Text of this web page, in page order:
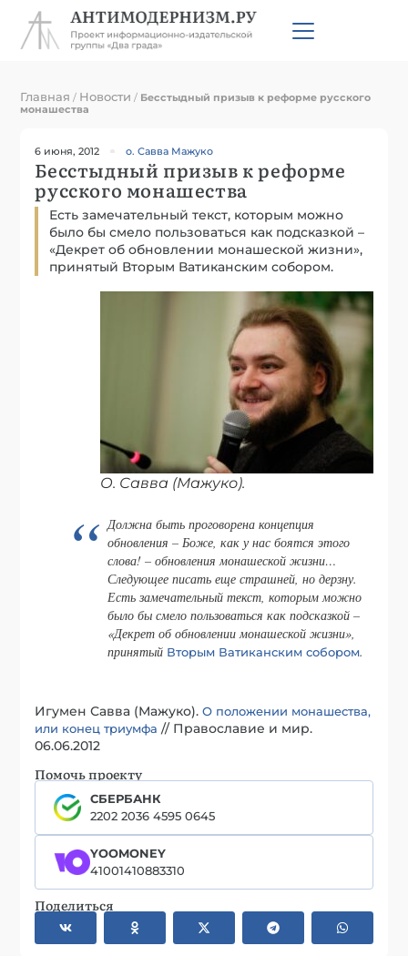
Главная / Новости / Бесстыдный призыв к реформе русского
монашества
6 июня, 2012 о. Савва Мажуко
Бесстыдный призыв к реформе
русского монашества
Есть замечательный текст, которым можно
было бы смело пользоваться как подсказкой –
«Декрет об обновлении монашеской жизни»,
принятый Вторым Ватиканским собором.
О. Савва (Мажуко).
Должна быть проговорена концепция
обновления – Боже, как у нас боятся этого
слова! – обновления монашеской жизни…
Следующее писать еще страшней, но дерзну.
Есть замечательный текст, которым можно
было бы смело пользоваться как подсказкой –
«Декрет об обновлении монашеской жизни»,
принятый Вторым Ватиканским собором.
Игумен Савва (Мажуко).О положении монашества,
или конец триумфа // Православие и мир.
06.06.2012
Помочь проекту
СБЕРБАНК
2202 2036 4595 0645
YOOMONEY
41001410883310
Поделиться